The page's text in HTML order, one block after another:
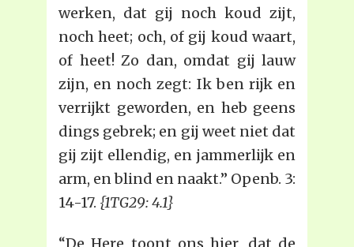
werken, dat gij noch koud zijt,
noch heet; och, of gij koud waart,
of heet! Zo dan, omdat gij lauw
zijn, en noch zegt: Ik ben rijk en
verrijkt geworden, en heb geens
dings gebrek; en gij weet niet dat
gij zijt ellendig, en jammerlijk en
arm, en blind en naakt.” Openb. 3:
14-17. {1TG29: 4.1}